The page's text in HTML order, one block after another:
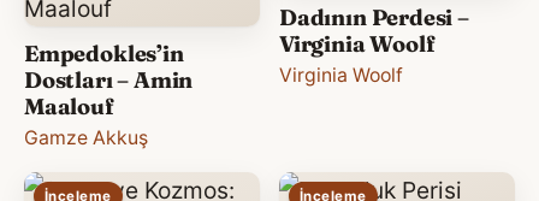
Empedokles’in
Dostları – Amin
Maalouf
Gamze Akkuş
Dadının Perdesi –
Virginia Woolf
Virginia Woolf
İnceleme İnceleme